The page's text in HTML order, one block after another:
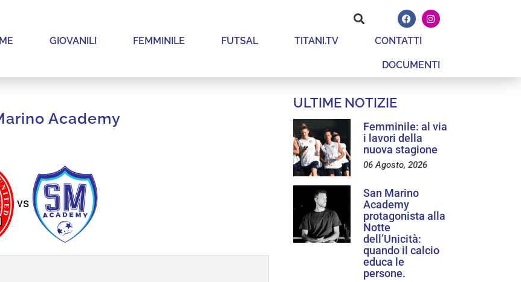
GIOVANILI FEMMINILE FUTSAL TITANI.TV CONTATTI
DOCUMENTI
Academy
vs
ULTIME NOTIZIE
Femminile: al via
i lavori della
nuova stagione
06 Agosto, 2026
San Marino
Academy
protagonista alla
Notte
dell’Unicità:
quando il calcio
educa le
persone.